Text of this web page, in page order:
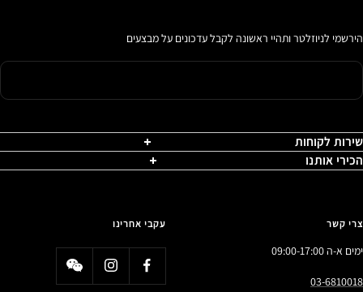
הירשמי לניוזלטר ותהיי ראשונה לקבל עדכונים על מבצעים
שירות לקוחות
הכירי אותנו
צרי קשר
ימים א-ה 09:00-17:00
03-6810018
עקבי אחרינו